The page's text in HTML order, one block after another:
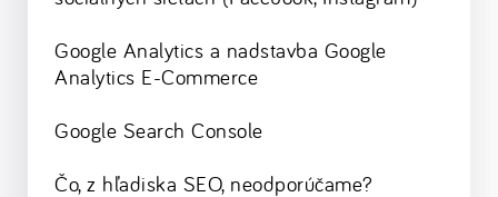
Google Analytics a nadstavba Google
Analytics E-Commerce
Google Search Console
Čo, z hľadiska SEO, neodporúčame?